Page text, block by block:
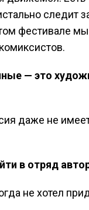
следит
фестивале
— это
даже не
в отряд
не хотел